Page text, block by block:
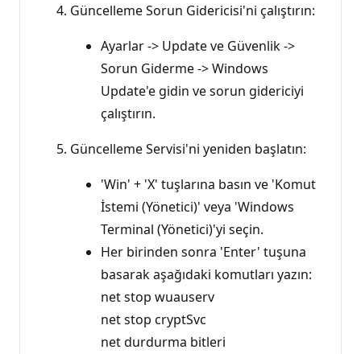
Güncelleme Sorun Gidericisi'ni çalıştırın:
Ayarlar -> Update ve Güvenlik ->
Sorun Giderme -> Windows
Update'e gidin ve sorun gidericiyi
çalıştırın.
Güncelleme Servisi'ni yeniden başlatın:
'Win' + 'X' tuşlarına basın ve 'Komut
İstemi (Yönetici)' veya 'Windows
Terminal (Yönetici)'yi seçin.
Her birinden sonra 'Enter' tuşuna
basarak aşağıdaki komutları yazın:
net stop wuauserv
net stop cryptSvc
net durdurma bitleri